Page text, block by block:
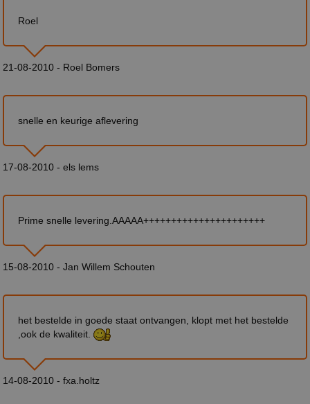
Roel
21-08-2010 - Roel Bomers
snelle en keurige aflevering
17-08-2010 - els lems
Prime snelle levering.AAAAA++++++++++++++++++++++
15-08-2010 - Jan Willem Schouten
het bestelde in goede staat ontvangen, klopt met het bestelde
,ook de kwaliteit.
14-08-2010 - fxa.holtz